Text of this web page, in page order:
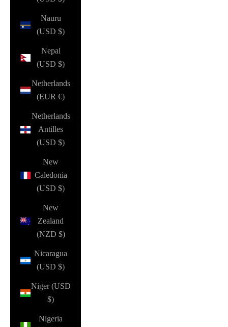
Nauru
(USD $)
Nepal
(USD $)
Netherlands
(EUR €)
Netherlands
Antilles
(USD $)
New
Caledonia
(USD $)
New
Zealand
(NZD $)
Nicaragua
(USD $)
Niger (USD
$)
Nigeria